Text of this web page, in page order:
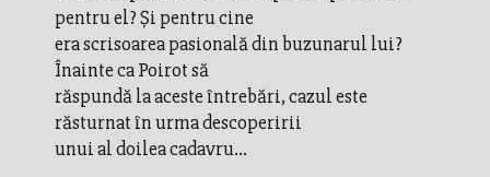
pentru el? Şi pentru cine
era scrisoarea pasională din buzunarul lui?
Înainte ca Poirot să
răspundă la aceste întrebări, cazul este
răsturnat în urma descoperirii
unui al doilea cadavru...